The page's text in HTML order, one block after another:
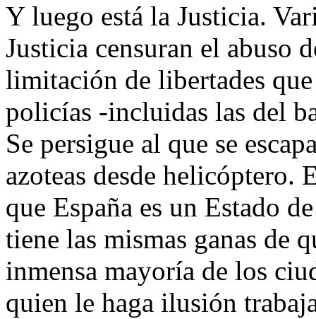
Y luego está la Justicia.
Justicia censuran el abuso
limitación de libertades
policías -incluidas las del
Se persigue al que se
azoteas desde helicóptero.
que España es un Estado
tiene las mismas ganas de
inmensa mayoría de los
quien le haga ilusión